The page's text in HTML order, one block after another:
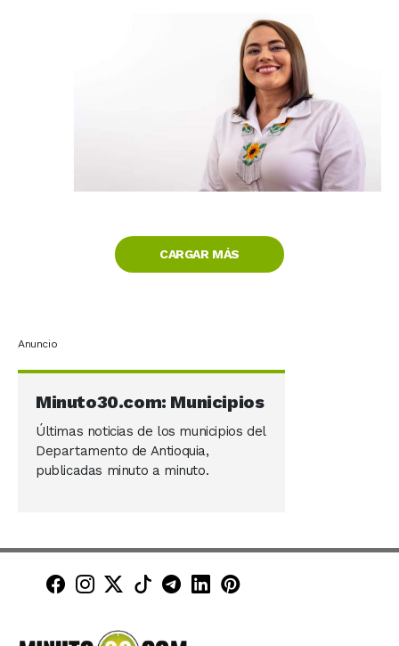
CARGAR MÁS
Anuncio
Minuto30.com: Municipios
Últimas noticias de los municipios del
Departamento de Antioquia,
publicadas minuto a minuto.
Minuto30 en Facebook
Minuto30 en Instagram
Minuto30 en X (Twitter)
Minuto30 en TikTok
Canal de Minuto30 en
Minuto30 en LinkedIn
Minuto30 en